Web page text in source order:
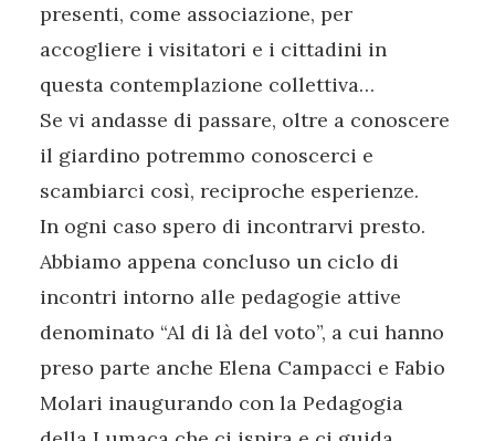
presenti, come associazione, per
accogliere i visitatori e i cittadini in
questa contemplazione collettiva…
Se vi andasse di passare, oltre a conoscere
il giardino potremmo conoscerci e
scambiarci così, reciproche esperienze.
In ogni caso spero di incontrarvi presto.
Abbiamo appena concluso un ciclo di
incontri intorno alle pedagogie attive
denominato “Al di là del voto”, a cui hanno
preso parte anche Elena Campacci e Fabio
Molari inaugurando con la Pedagogia